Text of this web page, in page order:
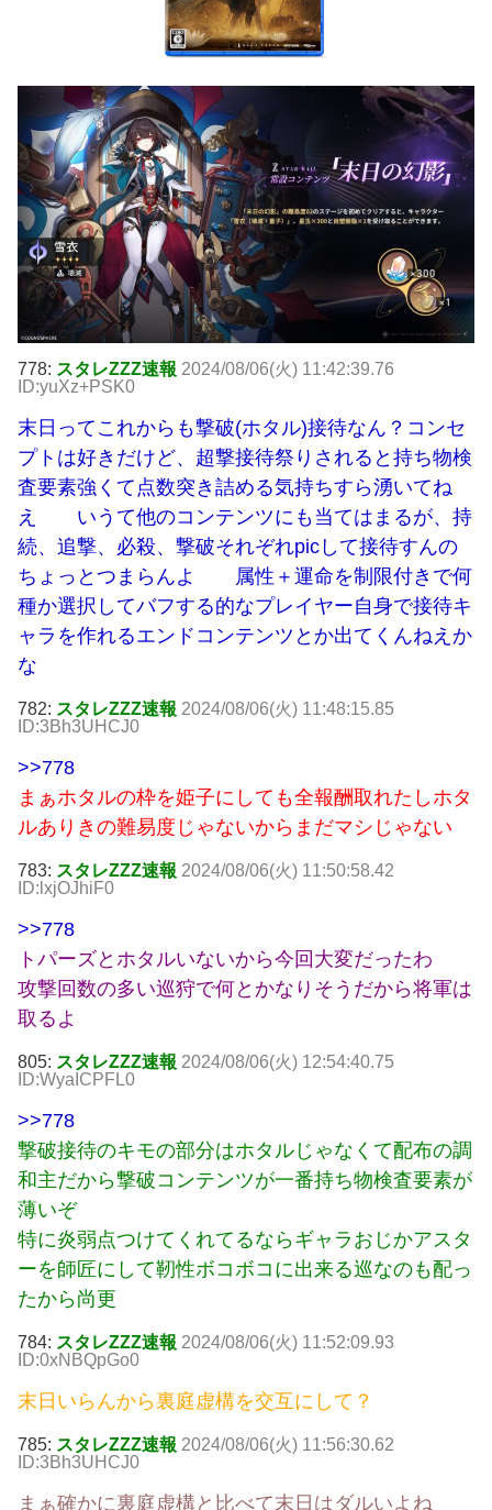
778: スタレZZZ速報 2024/08/06(火) 11:42:39.76
ID:yuXz+PSK0
末日ってこれからも撃破(ホタル)接待なん？コンセ
プトは好きだけど、超撃接待祭りされると持ち物検
査要素強くて点数突き詰める気持ちすら湧いてね
え いうて他のコンテンツにも当てはまるが、持
続、追撃、必殺、撃破それぞれpicして接待すんの
ちょっとつまらんよ 属性＋運命を制限付きで何
種か選択してバフする的なプレイヤー自身で接待キ
ャラを作れるエンドコンテンツとか出てくんねえか
な
782: スタレZZZ速報 2024/08/06(火) 11:48:15.85
ID:3Bh3UHCJ0
>>778
まぁホタルの枠を姫子にしても全報酬取れたしホタ
ルありきの難易度じゃないからまだマシじゃない
783: スタレZZZ速報 2024/08/06(火) 11:50:58.42
ID:lxjOJhiF0
>>778
トパーズとホタルいないから今回大変だったわ
攻撃回数の多い巡狩で何とかなりそうだから将軍は
取るよ
805: スタレZZZ速報 2024/08/06(火) 12:54:40.75
ID:WyaICPFL0
>>778
撃破接待のキモの部分はホタルじゃなくて配布の調
和主だから撃破コンテンツが一番持ち物検査要素が
薄いぞ
特に炎弱点つけてくれてるならギャラおじかアスタ
ーを師匠にして靭性ボコボコに出来る巡なのも配っ
たから尚更
784: スタレZZZ速報 2024/08/06(火) 11:52:09.93
ID:0xNBQpGo0
末日いらんから裏庭虚構を交互にして？
785: スタレZZZ速報 2024/08/06(火) 11:56:30.62
ID:3Bh3UHCJ0
まぁ確かに裏庭虚構と比べて末日はダルいよね